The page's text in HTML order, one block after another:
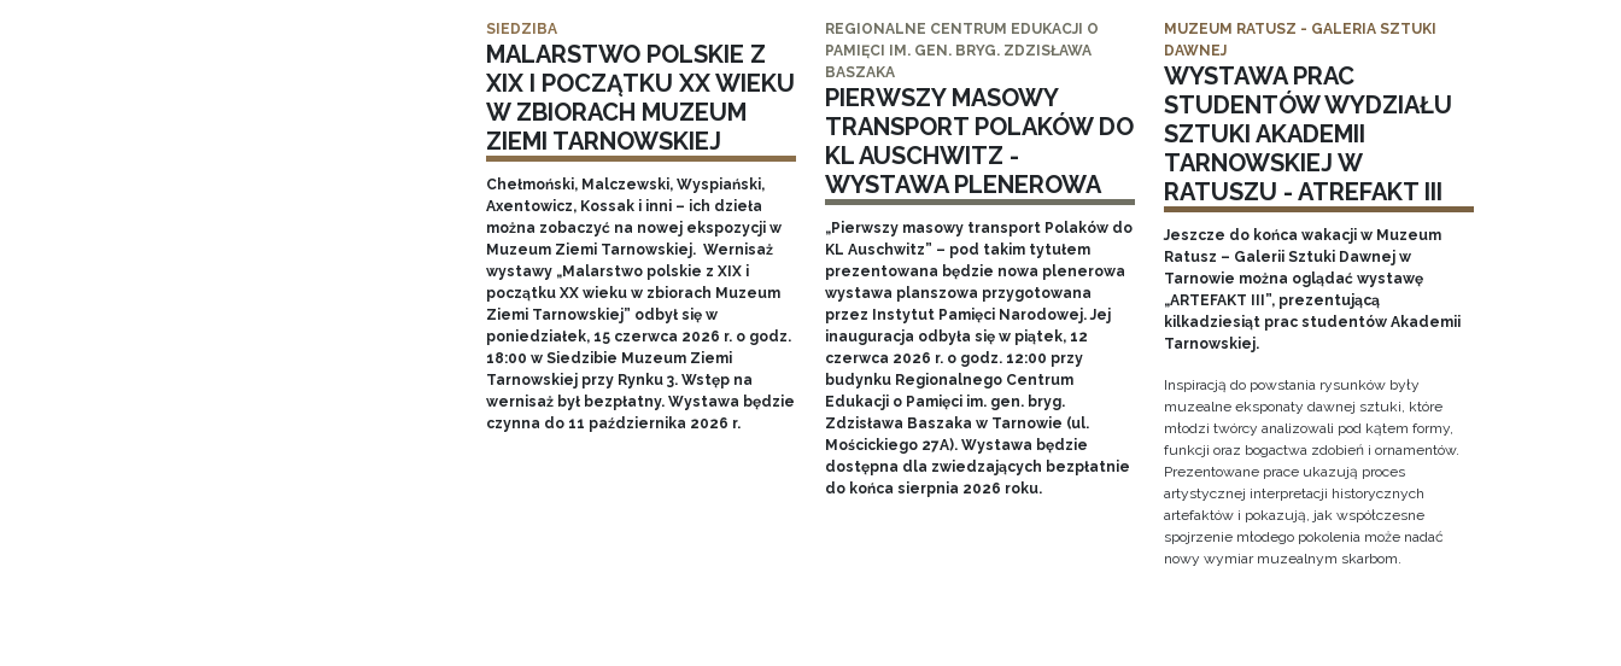
SIEDZIBA
MALARSTWO POLSKIE Z
XIX I POCZĄTKU XX WIEKU
W ZBIORACH MUZEUM
ZIEMI TARNOWSKIEJ
Chełmoński, Malczewski, Wyspiański,
Axentowicz, Kossak i inni – ich dzieła
można zobaczyć na nowej ekspozycji w
Muzeum Ziemi Tarnowskiej. Wernisaż
wystawy „Malarstwo polskie z XIX i
początku XX wieku w zbiorach Muzeum
Ziemi Tarnowskiej” odbył się w
poniedziałek, 15 czerwca 2026 r. o godz.
18:00 w Siedzibie Muzeum Ziemi
Tarnowskiej przy Rynku 3. Wstęp na
wernisaż był bezpłatny. Wystawa będzie
czynna do 11 października 2026 r.
REGIONALNE CENTRUM EDUKACJI O
PAMIĘCI IM. GEN. BRYG. ZDZISŁAWA
BASZAKA
PIERWSZY MASOWY
TRANSPORT POLAKÓW DO
KL AUSCHWITZ -
WYSTAWA PLENEROWA
„Pierwszy masowy transport Polaków do
KL Auschwitz” – pod takim tytułem
prezentowana będzie nowa plenerowa
wystawa planszowa przygotowana
przez Instytut Pamięci Narodowej. Jej
inauguracja odbyła się w piątek, 12
czerwca 2026 r. o godz. 12:00 przy
budynku Regionalnego Centrum
Edukacji o Pamięci im. gen. bryg.
Zdzisława Baszaka w Tarnowie (ul.
Mościckiego 27A). Wystawa będzie
dostępna dla zwiedzających bezpłatnie
do końca sierpnia 2026 roku.
MUZEUM RATUSZ - GALERIA SZTUKI
DAWNEJ
WYSTAWA PRAC
STUDENTÓW WYDZIAŁU
SZTUKI AKADEMII
TARNOWSKIEJ W
RATUSZU - ATREFAKT III
Jeszcze do końca wakacji w Muzeum
Ratusz – Galerii Sztuki Dawnej w
Tarnowie można oglądać wystawę
„ARTEFAKT III”, prezentującą
kilkadziesiąt prac studentów Akademii
Tarnowskiej.
Inspiracją do powstania rysunków były
muzealne eksponaty dawnej sztuki, które
młodzi twórcy analizowali pod kątem formy,
funkcji oraz bogactwa zdobień i ornamentów.
Prezentowane prace ukazują proces
artystycznej interpretacji historycznych
artefaktów i pokazują, jak współczesne
spojrzenie młodego pokolenia może nadać
nowy wymiar muzealnym skarbom.